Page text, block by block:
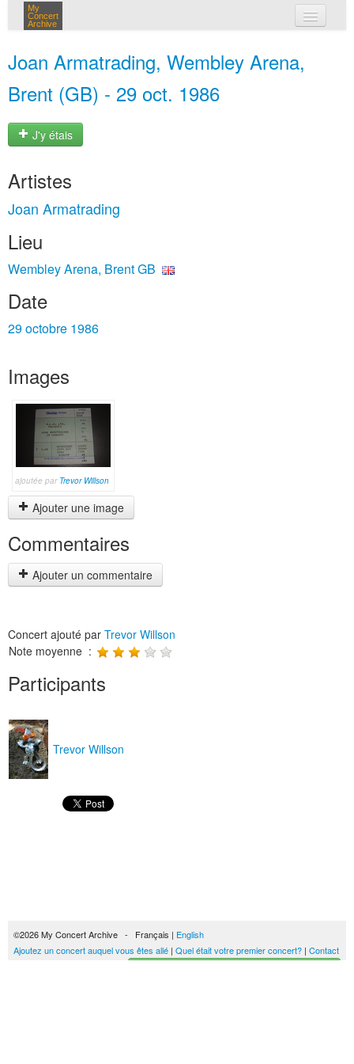
My
Concert
Archive
Joan Armatrading, Wembley Arena,
Brent (GB) - 29 oct. 1986
J'y étais
Artistes
Joan Armatrading
Lieu
Wembley Arena, Brent GB
Date
29 octobre 1986
Images
ajoutée par Trevor Willson
Ajouter une image
Commentaires
Ajouter un commentaire
Concert ajouté par Trevor Willson
Note moyenne :
Participants
Trevor Willson
©2026 My Concert Archive - Français | English
Ajoutez un concert auquel vous êtes allé | Quel était votre premier concert? | Contact